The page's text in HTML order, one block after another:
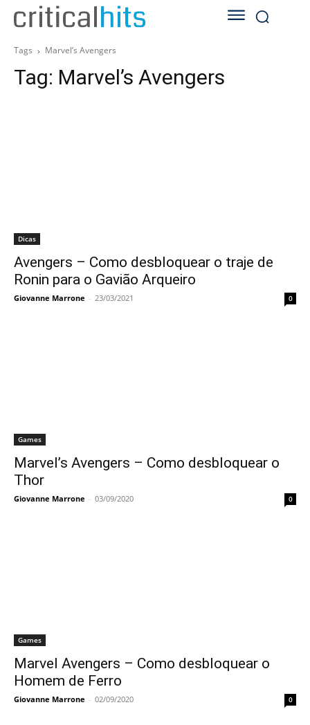
Tags Marvel’s Avengers
Tag: Marvel’s Avengers
Dicas
Avengers – Como desbloquear o traje de
Ronin para o Gavião Arqueiro
Giovanne Marrone - 23/03/2021 0
Games
Marvel’s Avengers – Como desbloquear o
Thor
Giovanne Marrone - 03/09/2020 0
Games
Marvel Avengers – Como desbloquear o
Homem de Ferro
Giovanne Marrone - 02/09/2020 0